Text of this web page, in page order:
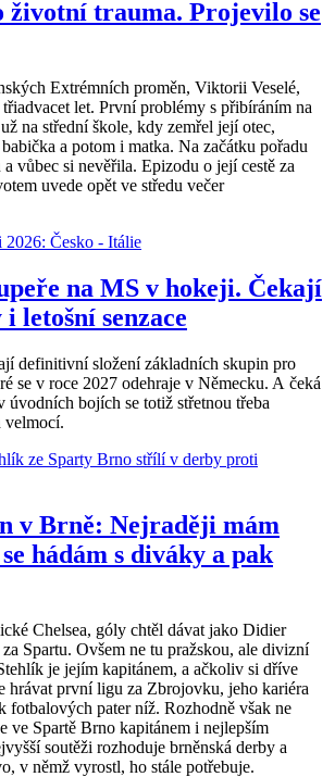
životní trauma. Projevilo se
Extrémních proměn, Viktorii Veselé,
let. První problémy s přibíráním na
na střední škole, kdy zemřel její otec,
a potom i matka. Na začátku pořadu
vůbec si nevěřila. Epizodu o její cestě za
uvede opět ve středu večer
na MS v hokeji. Čekají
letošní senzace
definitivní složení základních skupin pro
se v roce 2027 odehraje v Německu. A čeká
bojích se totiž střetnou třeba
velmocí.
v Brně: Nejraději mám
hádám s diváky a pak
Chelsea, góly chtěl dávat jako Didier
Spartu. Ovšem ne tu pražskou, ale divizní
je jejím kapitánem, a ačkoliv si dříve
hrávat první ligu za Zbrojovku, jeho kariéra
fotbalových pater níž. Rozhodně však ne
ve Spartě Brno kapitánem i nejlepším
soutěži rozhoduje brněnská derby a
v němž vyrostl, ho stále potřebuje.